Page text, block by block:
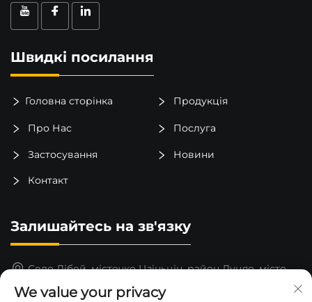
Швидкі посилання
Головна сторінка Продукція
Про Нас Послуга
Застосування Новини
Контакт
Залишайтесь на зв'язку
Село Лібей, містечко Цзіньцін, район Луцяо, місто
We value your privacy